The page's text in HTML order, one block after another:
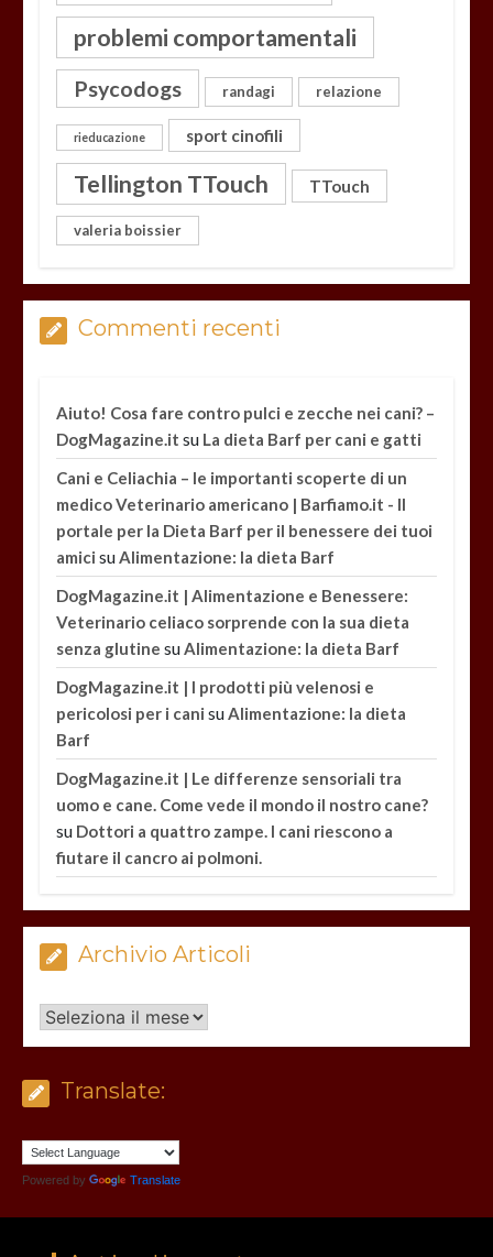
problemi comportamentali
Psycodogs randagi relazione
rieducazione sport cinofili
Tellington TTouch TTouch
valeria boissier
Commenti recenti
Aiuto! Cosa fare contro pulci e zecche nei cani? –
DogMagazine.it su La dieta Barf per cani e gatti
Cani e Celiachia – le importanti scoperte di un
medico Veterinario americano | Barfiamo.it - Il
portale per la Dieta Barf per il benessere dei tuoi
amici suAlimentazione: la dieta Barf
DogMagazine.it | Alimentazione e Benessere:
Veterinario celiaco sorprende con la sua dieta
senza glutine suAlimentazione: la dieta Barf
DogMagazine.it | I prodotti più velenosi e
pericolosi per i cani suAlimentazione: la dieta
Barf
DogMagazine.it | Le differenze sensoriali tra
uomo e cane. Come vede il mondo il nostro cane?
su Dottori a quattro zampe. I cani riescono a
fiutare il cancro ai polmoni.
Archivio Articoli
Archivio
Articoli
Translate:
Powered by Translate